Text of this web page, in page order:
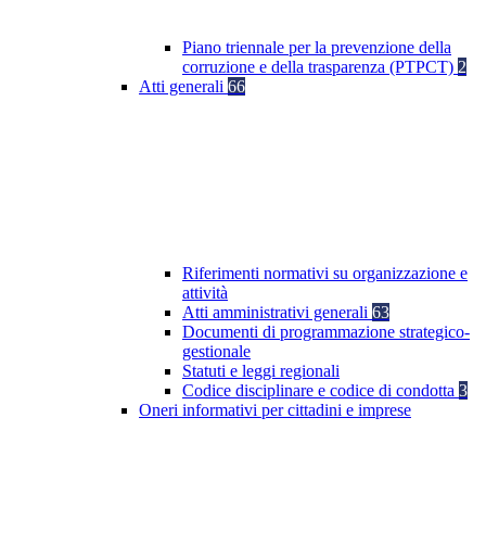
Piano triennale per la prevenzione della
corruzione e della trasparenza (PTPCT) 2
Atti generali 66
Riferimenti normativi su organizzazione e
attività
Atti amministrativi generali 63
Documenti di programmazione strategico-
gestionale
Statuti e leggi regionali
Codice disciplinare e codice di condotta 3
Oneri informativi per cittadini e imprese